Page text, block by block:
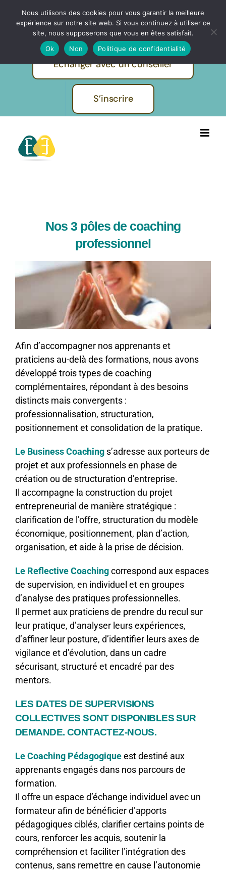
IBF | EVOLUTION FORMATIONS -
Pratiques et métiers de l'humain
Echanger avec un conseiller
S’inscrire
Nos 3 pôles de coaching
professionnel
Afin d’accompagner nos apprenants et
praticiens au-delà des formations, nous avons
développé trois types de coaching
complémentaires, répondant à des besoins
distincts mais convergents :
professionnalisation, structuration,
positionnement et consolidation de la pratique.
Le Business Coaching s’adresse aux porteurs de
projet et aux professionnels en phase de
création ou de structuration d’entreprise.
Il accompagne la construction du projet
entrepreneurial de manière stratégique :
clarification de l’offre, structuration du modèle
économique, positionnement, plan d’action,
organisation, et aide à la prise de décision.
Le Reflective Coachingcorrespond aux espaces
de supervision, en individuel et en groupes
d’analyse des pratiques professionnelles.
Il permet aux praticiens de prendre du recul sur
leur pratique, d’analyser leurs expériences,
d’affiner leur posture, d’identifier leurs axes de
vigilance et d’évolution, dans un cadre
sécurisant, structuré et encadré par des
mentors.
LES DATES DE SUPERVISIONS
COLLECTIVES SONT DISPONIBLES SUR
DEMANDE. CONTACTEZ-NOUS.
Le Coaching Pédagogiqueest destiné aux
apprenants engagés dans nos parcours de
formation.
Il offre un espace d’échange individuel avec un
formateur afin de bénéficier d’apports
pédagogiques ciblés, clarifier certains points de
cours, renforcer les acquis, soutenir la
compréhension et faciliter l’intégration des
contenus, sans remettre en cause l’autonomie
Nous utilisons des cookies pour vous garantir la meilleure
expérience sur notre site web. Si vous continuez à utiliser ce
site, nous supposerons que vous en êtes satisfait.
Ok
Non Politique de confidentialité